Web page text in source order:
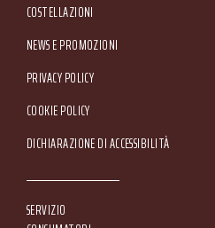
COSTELLAZIONI
NEWS E PROMOZIONI
Footer Service Menu
PRIVACY POLICY
COOKIE POLICY
DICHIARAZIONE DI ACCESSIBILITÀ
SERVIZIO